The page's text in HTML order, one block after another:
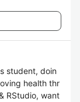
student, doin
health thr
RStudio, want